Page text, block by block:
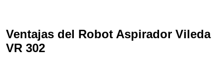
Ventajas del Robot Aspirador Vileda
VR 302